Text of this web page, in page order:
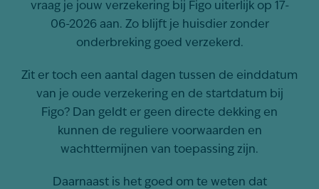
vraag je jouw verzekering bij Figo uiterlijk op 17-
06-2026 aan. Zo blijft je huisdier zonder
onderbreking goed verzekerd.
Zit er toch een aantal dagen tussen de einddatum
van je oude verzekering en de startdatum bij
Figo? Dan geldt er geen directe dekking en
kunnen de reguliere voorwaarden en
wachttermijnen van toepassing zijn.
Daarnaast is het goed om te weten dat